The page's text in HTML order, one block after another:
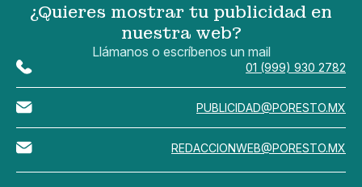
¿Quieres mostrar tu publicidad en
nuestra web?
Llámanos o escríbenos un mail
01 (999) 930 2782
PUBLICIDAD@PORESTO.MX
REDACCIONWEB@PORESTO.MX